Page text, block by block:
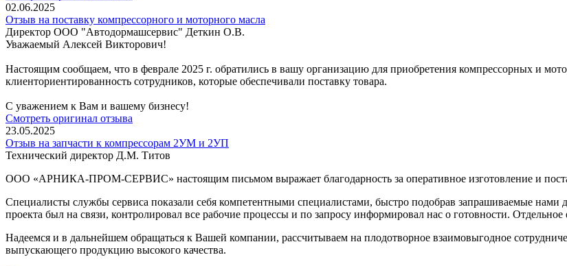
02.06.2025
Отзыв на поставку компрессорного и моторного масла
Директор ООО "Автодормашсервис" Деткин О.В.
Уважаемый Алексей Викторович!
Настоящим сообщаем, что в феврале 2025 г. обратились в вашу организацию для приобретения компрессорных и
клиенториентированность сотрудников, которые обеспечивали поставку товара.
С уважением к Вам и вашему бизнесу!
Смотреть оригинал отзыва
23.05.2025
Отзыв на запчасти к компрессорам 2УМ и 2УП
Технический директор Д.М. Титов
ООО «АРНИКА-ПРОМ-СЕРВИС» настоящим письмом выражает благодарность за оперативное изготовление и
Специалисты службы сервиса показали себя компетентными специалистами, быстро подобрав запрашиваемые нами
проекта был на связи, контролировал все рабочие процессы и по запросу информировал нас о готовности. Отдельное
Надеемся и в дальнейшем обращаться к Вашей компании, рассчитываем на плодотворное взаимовыгодное
выпускающего продукцию высокого качества.